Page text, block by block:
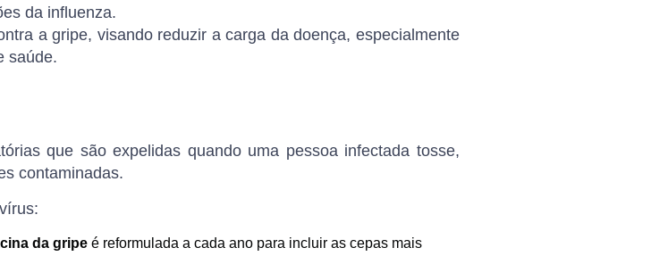
da influenza.
a gripe, visando reduzir a carga da doença, especialmente
saúde.
que são expelidas quando uma pessoa infectada tosse,
contaminadas.
da gripe é reformulada a cada ano para incluir as cepas mais